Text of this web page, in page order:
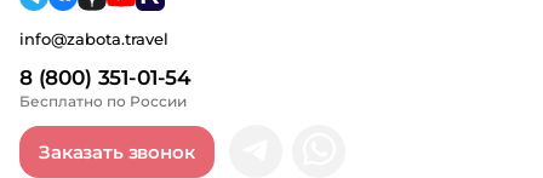
8 (800) 351-01-54
Бесплатно по России
info@zabota.travel
Заказать звонок